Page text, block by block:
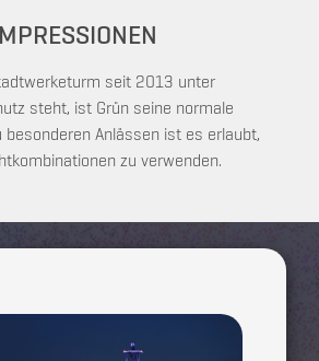
seit 2013 unter
steht, ist Grün seine normale
besonderen Anlässen ist es erlaubt,
zu verwenden.
for: